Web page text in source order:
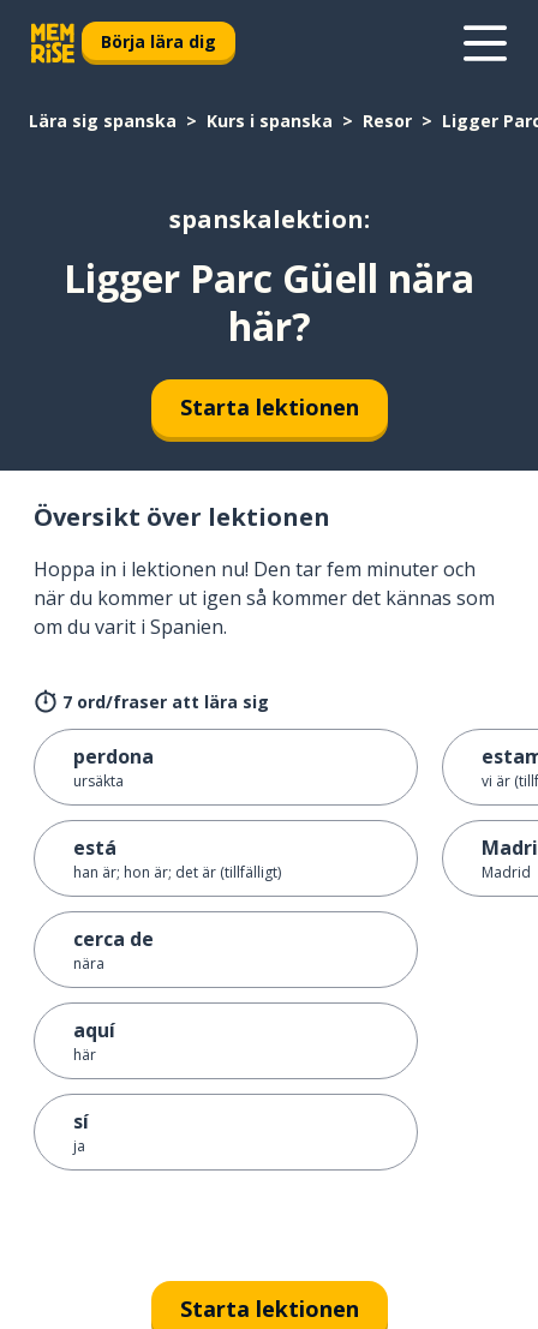
Börja lära dig
Lära sig spanska Kurs i spanska Resor Ligger
spanskalektion:
Ligger Parc Güell nära
här?
Starta lektionen
Översikt över lektionen
Hoppa in i lektionen nu! Den tar fem minuter och
när du kommer ut igen så kommer det kännas som
om du varit i Spanien.
7 ord/fraser att lära sig
perdona
ursäkta
está
han är; hon är; det är (tillfälligt)
cerca de
nära
aquí
här
sí
ja
vi är
Madrid
Starta lektionen